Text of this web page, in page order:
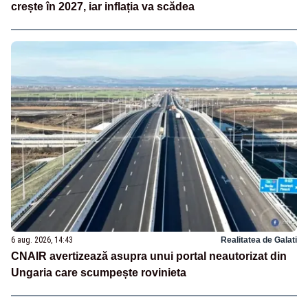
crește în 2027, iar inflația va scădea
6 aug. 2026, 14:43 Realitatea de Galati
CNAIR avertizează asupra unui portal neautorizat din
Ungaria care scumpește rovinieta